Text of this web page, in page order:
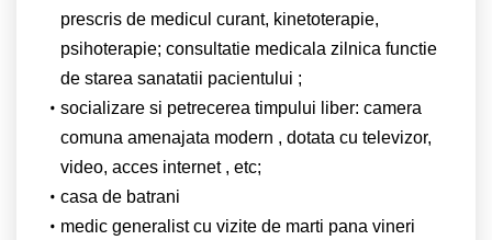
prescris de medicul curant, kinetoterapie,
psihoterapie; consultatie medicala zilnica functie
de starea sanatatii pacientului ;
socializare si petrecerea timpului liber: camera
comuna amenajata modern , dotata cu televizor,
video, acces internet , etc;
casa de batrani
medic generalist cu vizite de marti pana vineri